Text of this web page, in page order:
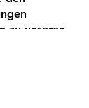
zu unseren